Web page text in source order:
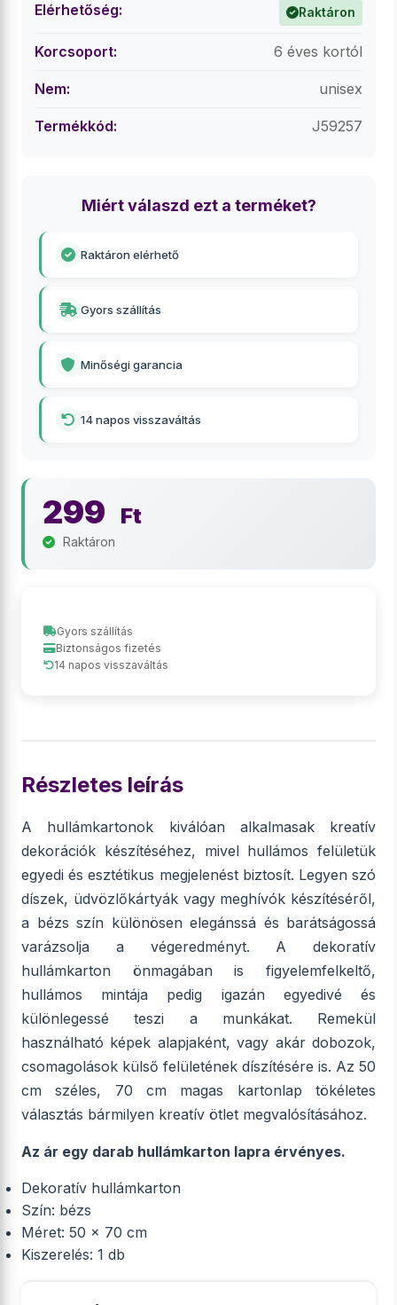
Elérhetőség: Raktáron
Korcsoport: 6 éves kortól
Nem: unisex
Termékkód: J59257
Miért válaszd ezt a terméket?
Raktáron elérhető
Gyors szállítás
Minőségi garancia
14 napos visszaváltás
299 Ft
Raktáron
Gyors szállítás
Biztonságos fizetés
14 napos visszaváltás
Részletes leírás
A hullámkartonok kiválóan alkalmasak kreatív
dekorációk készítéséhez, mivel hullámos felületük
egyedi és esztétikus megjelenést biztosít. Legyen szó
díszek, üdvözlőkártyák vagy meghívók készítéséről,
a bézs szín különösen elegánssá és barátságossá
varázsolja a végeredményt. A dekoratív
hullámkarton önmagában is figyelemfelkeltő,
hullámos mintája pedig igazán egyedivé és
különlegessé teszi a munkákat. Remekül
használható képek alapjaként, vagy akár dobozok,
csomagolások külső felületének díszítésére is. Az 50
cm széles, 70 cm magas kartonlap tökéletes
választás bármilyen kreatív ötlet megvalósításához.
Az ár egy darab hullámkarton lapra érvényes.
Dekoratív hullámkarton
Szín: bézs
Méret: 50 x 70 cm
Kiszerelés: 1 db